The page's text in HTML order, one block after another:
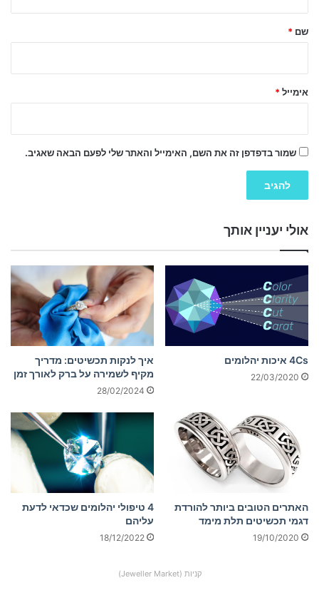
ל
שם *
אימייל *
שמור בדפדפן זה את השם, האימייל והאתר שלי לפעם הבאה שאגיב.
אולי יעניין אותך
4Cs איכות יהלומים
22/03/2020
איך לנקות תכשיטים: מדריך
מקיף לשמירה על ברק לאורך זמן
28/02/2024
האתרים הטובים ביותר להורדת
דגמי תכשיטים תלת מימד
19/10/2020
4 טיפולי יהלומים שכדאי לדעת
עליהם
18/12/2022
קניות (Jeweller Market)